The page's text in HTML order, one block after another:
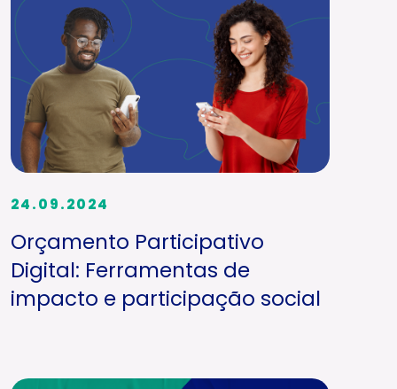
24.09.2024
Orçamento Participativo
Digital: Ferramentas de
impacto e participação social